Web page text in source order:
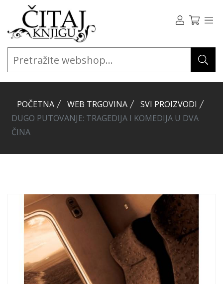
POČETNA WEB TRGOVINA
SVI PROIZVODI
DUGO PUTOVANJE: TRAGEDIJA I KOMEDIJA U DVA
ČINA